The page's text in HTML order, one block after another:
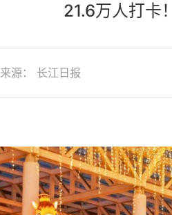
21.6万人打卡
来源： 长江日报